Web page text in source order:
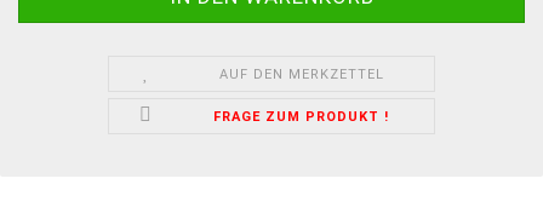
AUF DEN MERKZETTEL
FRAGE ZUM PRODUKT !